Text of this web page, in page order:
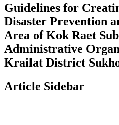
Guidelines for
Disaster Prevention
Area of Kok Raet
Administrative
Krailat District
Article Sidebar